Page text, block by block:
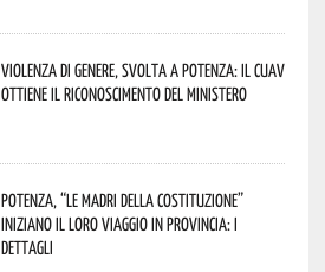
Violenza di genere, svolta a Potenza: il CUAV
ottiene il riconoscimento del Ministero
Potenza, “Le Madri della Costituzione”
iniziano il loro viaggio in provincia: i
dettagli